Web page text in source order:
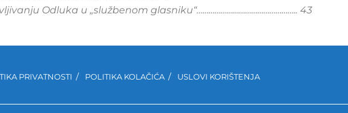
Odluka u „službenom glasniku“………………………………………….. 43
PRIVATNOSTI POLITIKA KOLAČIĆA USLOVI KORIŠTENJA